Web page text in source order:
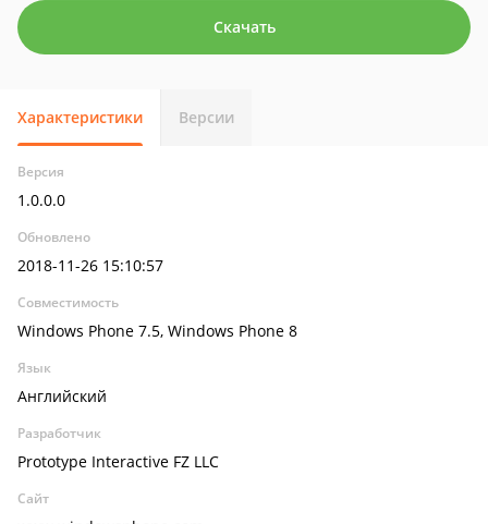
Скачать
Характеристики Версии
Версия
1.0.0.0
Обновлено
2018-11-26 15:10:57
Совместимость
Windows Phone 7.5, Windows Phone 8
Язык
Английский
Разработчик
Prototype Interactive FZ LLC
Сайт